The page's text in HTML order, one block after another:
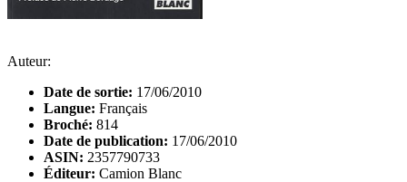
Auteur:
Date de sortie: 17/06/2010
Langue: Français
Broché: 814
Date de publication: 17/06/2010
ASIN: 2357790733
Éditeur: Camion Blanc